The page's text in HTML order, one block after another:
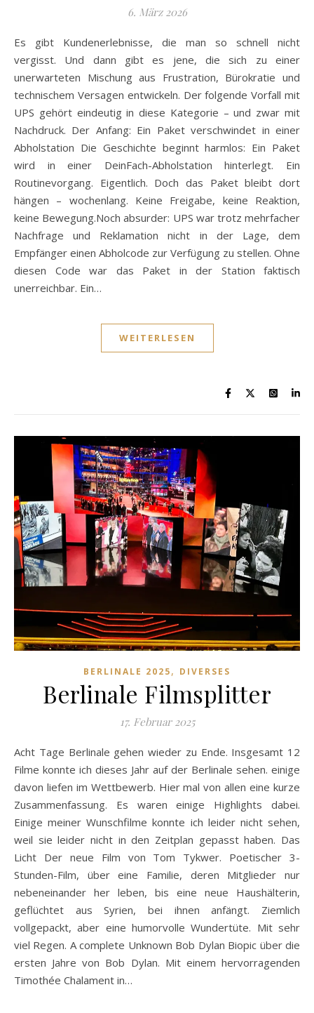
6. März 2026
Es gibt Kundenerlebnisse, die man so schnell nicht
vergisst. Und dann gibt es jene, die sich zu einer
unerwarteten Mischung aus Frustration, Bürokratie und
technischem Versagen entwickeln. Der folgende Vorfall mit
UPS gehört eindeutig in diese Kategorie – und zwar mit
Nachdruck. Der Anfang: Ein Paket verschwindet in einer
Abholstation Die Geschichte beginnt harmlos: Ein Paket
wird in einer DeinFach-Abholstation hinterlegt. Ein
Routinevorgang. Eigentlich. Doch das Paket bleibt dort
hängen – wochenlang. Keine Freigabe, keine Reaktion,
keine Bewegung.Noch absurder: UPS war trotz mehrfacher
Nachfrage und Reklamation nicht in der Lage, dem
Empfänger einen Abholcode zur Verfügung zu stellen. Ohne
diesen Code war das Paket in der Station faktisch
unerreichbar. Ein…
WEITERLESEN
BERLINALE 2025, DIVERSES
Berlinale Filmsplitter
17. Februar 2025
Acht Tage Berlinale gehen wieder zu Ende. Insgesamt 12
Filme konnte ich dieses Jahr auf der Berlinale sehen. einige
davon liefen im Wettbewerb. Hier mal von allen eine kurze
Zusammenfassung. Es waren einige Highlights dabei.
Einige meiner Wunschfilme konnte ich leider nicht sehen,
weil sie leider nicht in den Zeitplan gepasst haben. Das
Licht Der neue Film von Tom Tykwer. Poetischer 3-
Stunden-Film, über eine Familie, deren Mitglieder nur
nebeneinander her leben, bis eine neue Haushälterin,
geflüchtet aus Syrien, bei ihnen anfängt. Ziemlich
vollgepackt, aber eine humorvolle Wundertüte. Mit sehr
viel Regen. A complete Unknown Bob Dylan Biopic über die
ersten Jahre von Bob Dylan. Mit einem hervorragenden
Timothée Chalament in…